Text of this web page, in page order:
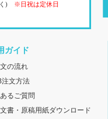
く) ※日祝は定休日
ガイド
の流れ
注文方法
るご質問
書・原稿用紙ダウンロード